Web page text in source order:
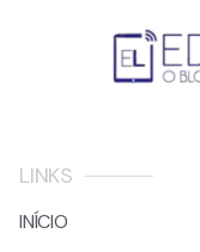
LINKS
INÍCIO